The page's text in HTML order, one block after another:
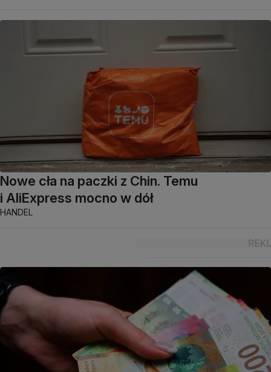
Nowe cła na paczki z Chin. Temu
i AliExpress mocno w dół
HANDEL